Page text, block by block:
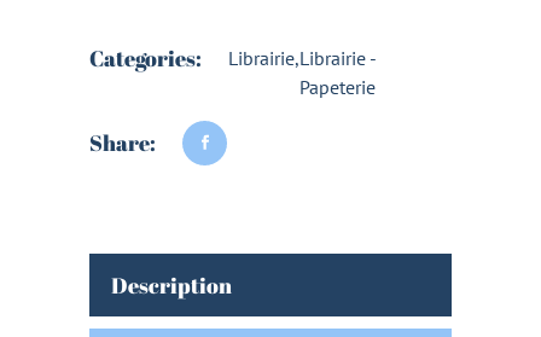
Categories: Librairie,Librairie -
Papeterie
Share:
Description